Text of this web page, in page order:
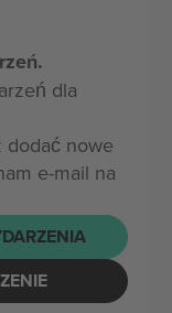
dla
dodać nowe
e-mail na